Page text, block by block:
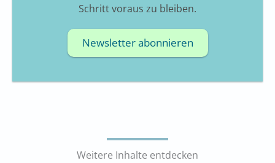
Schritt voraus zu bleiben.
Newsletter abonnieren
Weitere Inhalte entdecken